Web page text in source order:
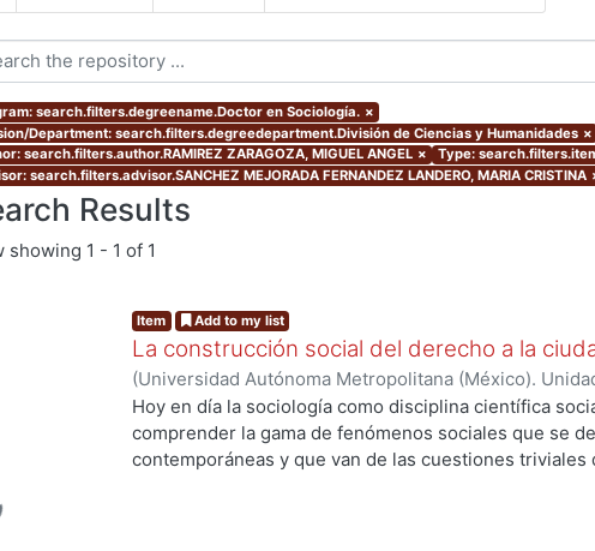
search.filters.degreename.Doctor en Sociología. ×
Department: search.filters.degreedepartment.División de Ciencias y Humanidades ×
search.filters.author.RAMIREZ ZARAGOZA, MIGUEL ANGEL × Type:
search.filters.advisor.SANCHEZ MEJORADA FERNANDEZ LANDERO, MARIA CRISTINA
Results
showing 1 - 1 of 1
Item Add to my list
La construcción social del derecho a la
(Universidad Autónoma Metropolitana (México).
de Servicios de Información., 2013-12)RAMIREZ
Hoy en día la sociología como disciplina científica
comprender la gama de fenómenos sociales que se
contemporáneas y que van de las cuestiones triviales